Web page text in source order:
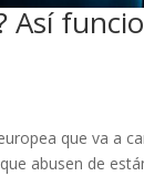
Así
que va a
abusen de